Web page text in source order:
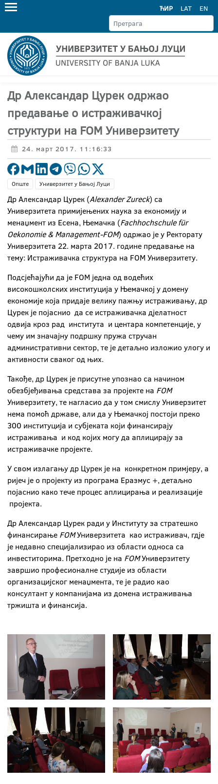
ЋИР LAT EN
Др Александар Цурек одржао
предавање о истраживачкој
структури на FOM Универзитету
24. март 2017. 11:16:33
Опште Универзитет у Бањој Луци
Др Александар Цурек (Alexandеr Zureck) са
Универзитета примијењених наука за економију и
менаџмент из Есена, Њемачка (Fachhochschule für
Oekonomie & Management-FOM) одржао је у Ректорату
Универзитета 22. марта 2017. године предавање на
тему: Истраживачка структура на FOM Универзитету.
Подсјећајући да је FOM једна од водећих
високошколских институција у Њемачкој у домену
економије која придаје велику пажњу истраживању, др
Цурек је појаснио да се истраживачка дјелатност
одвија кроз рад института и центара компетенције, у
чему им значајну подршку пружа стручан
административни сектор, те је детаљно изложио улогу и
активности сваког од њих.
Такође, др Цурек је присутне упознао са начином
обезбјеђивања средстава за пројекте на FOM
Универзитету, те нагласио да у том смислу Универзитет
нема помоћ државе, али да у Њемачкој постоји преко
300 институција и субјеката који финансирају
истраживања и код којих могу да аплицирају за
истраживачке пројекте.
У свом излагању др Цурек је на конкретном примјеру, а
ријеч је о пројекту из програма Еразмус +, детаљно
појаснио како тече процес аплицирања и реализације
пројекта.
Др Александар Цурек ради у Институту за стратешко
финансирање FOMУниверзитета као истраживач, гдје
је недавно специјализирао из области односа са
инвеститорима. Претходно је на FOMУниверзитету
завршио професионалне студије из области
организацијског менаџмента, те је радио као
консултант у компанијама из домена истраживања
тржишта и финансија.